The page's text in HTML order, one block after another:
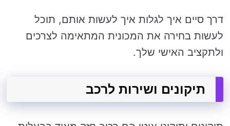
דרך סיים איך לגלות איך לעשות אותם, תוכל
לעשות בחירה את המכונית המתאימה לצרכים
ולתקציב האישי שלך.
תיקונים ושירות לרכב